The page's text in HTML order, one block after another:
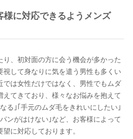
様に対応できるようメンズ
、初対面の方に会う機会が多かった
視して身なりに気を遣う男性も多くい
では女性だけではなく、男性でもムダ
てきており、様々なお悩みを抱えて
る｣｢手元のムダ毛をきれいにしたい｣
ンがはけない｣など、お客様によって
に対応しております。